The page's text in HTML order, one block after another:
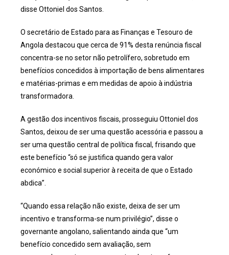
disse Ottoniel dos Santos.
O secretário de Estado para as Finanças e Tesouro de
Angola destacou que cerca de 91% desta renúncia fiscal
concentra-se no setor não petrolífero, sobretudo em
benefícios concedidos à importação de bens alimentares
e matérias-primas e em medidas de apoio à indústria
transformadora.
A gestão dos incentivos fiscais, prosseguiu Ottoniel dos
Santos, deixou de ser uma questão acessória e passou a
ser uma questão central de política fiscal, frisando que
este benefício “só se justifica quando gera valor
económico e social superior à receita de que o Estado
abdica”.
“Quando essa relação não existe, deixa de ser um
incentivo e transforma-se num privilégio”, disse o
governante angolano, salientando ainda que “um
benefício concedido sem avaliação, sem